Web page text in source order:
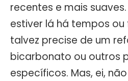
recentes e mais
estiver lá há tempos
talvez precise de um
bicarbonato ou outros
específicos. Mas, ei,